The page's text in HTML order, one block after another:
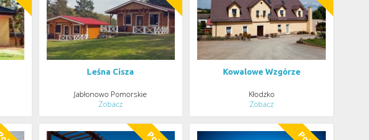
Leśna Cisza
Jabłonowo Pomorskie
Zobacz
Kowalowe Wzgórze
Kłodzko
Zobacz